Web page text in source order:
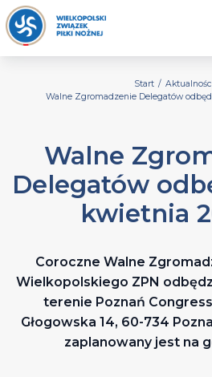
Start /
Walne Zgromadzenie Delegatów
Walne
Delegatów
kwietnia
Coroczne Walne
Wielkopolskiego ZPN
terenie Poznań
Głogowska 14, 60-734
zaplanowany jest na